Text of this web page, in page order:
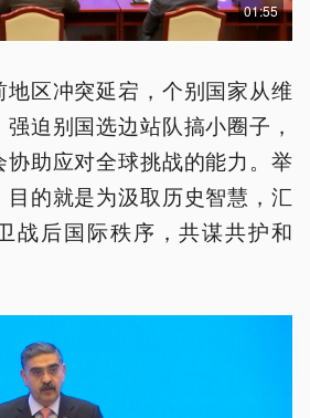
01:55
区冲突延宕，个别国家从维
迫别国选边站队搞小圈子，
协助应对全球挑战的能力。举
的就是为汲取历史智慧，汇
战后国际秩序，共谋共护和